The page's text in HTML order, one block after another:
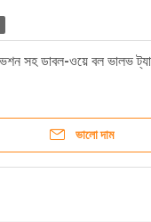
সহ ডাবল-ওয়ে বল ভালভ
ভালো দাম